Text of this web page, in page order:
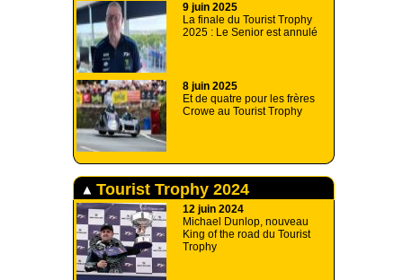
9 juin 2025
La finale du Tourist Trophy
2025 : Le Senior est annulé
8 juin 2025
Et de quatre pour les frères
Crowe au Tourist Trophy
Tourist Trophy 2024
12 juin 2024
Michael Dunlop, nouveau
King of the road du Tourist
Trophy